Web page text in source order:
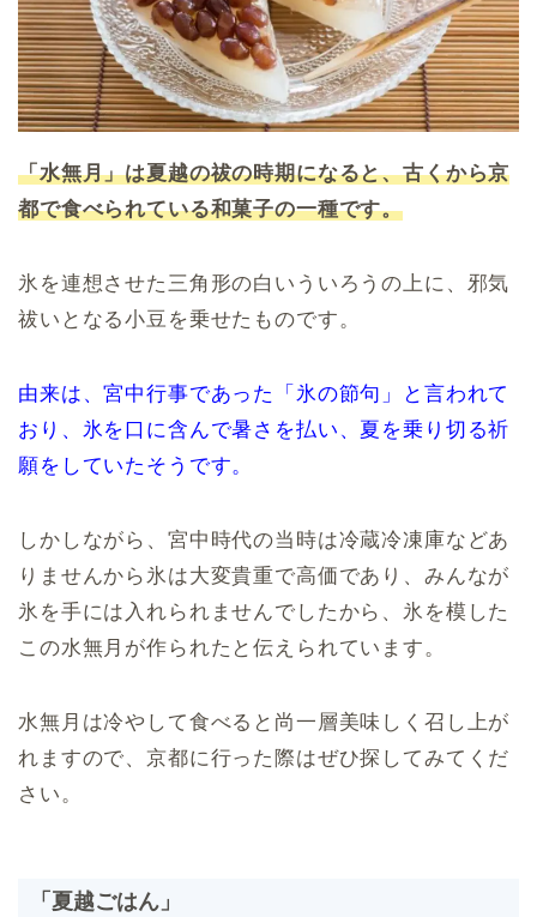
「水無月」は夏越の祓の時期になると、古くから京
都で食べられている和菓子の一種です。
氷を連想させた三角形の白いういろうの上に、邪気
祓いとなる小豆を乗せたものです。
由来は、宮中行事であった「氷の節句」と言われて
おり、氷を口に含んで暑さを払い、夏を乗り切る祈
願をしていたそうです。
しかしながら、宮中時代の当時は冷蔵冷凍庫などあ
りませんから氷は大変貴重で高価であり、みんなが
氷を手には入れられませんでしたから、氷を模した
この水無月が作られたと伝えられています。
水無月は冷やして食べると尚一層美味しく召し上が
れますので、京都に行った際はぜひ探してみてくだ
さい。
「夏越ごはん」